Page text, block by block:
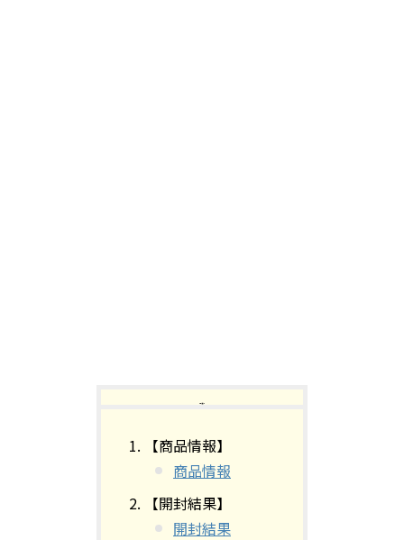
【商品情報】
商品情報
【開封結果】
開封結果